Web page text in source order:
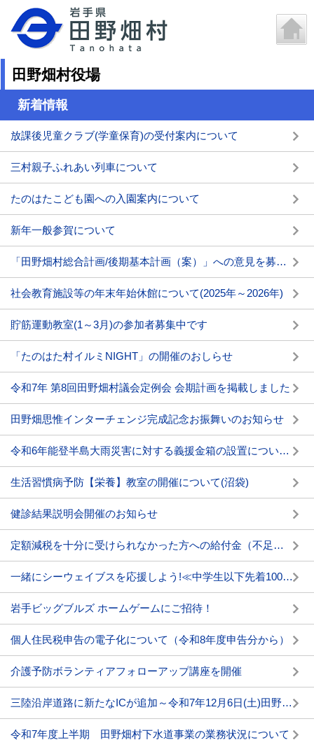
田野畑村役場
新着情報
放課後児童クラブ(学童保育)の受付案内について
三村親子ふれあい列車について
たのはたこども園への入園案内について
新年一般参賀について
「田野畑村総合計画/後期基本計画（案）」への意見を募集します
社会教育施設等の年末年始休館について(2025年～2026年)
貯筋運動教室(1～3月)の参加者募集中です
「たのはた村イルミNIGHT」の開催のおしらせ
令和7年 第8回田野畑村議会定例会 会期計画を掲載しました
田野畑思惟インターチェンジ完成記念お振舞いのお知らせ
令和6年能登半島大雨災害に対する義援金箱の設置について(延長)
生活習慣病予防【栄養】教室の開催について(沼袋)
健診結果説明会開催のお知らせ
定額減税を十分に受けられなかった方への給付金（不足額給付）
一緒にシーウェイブスを応援しよう!≪中学生以下先着100名ご招待≫
岩手ビッグブルズ ホームゲームにご招待！
個人住民税申告の電子化について（令和8年度申告分から）
介護予防ボランティアフォローアップ講座を開催
三陸沿岸道路に新たなICが追加～令和7年12月6日(土)田野畑思惟ICが開通～
令和7年度上半期 田野畑村下水道事業の業務状況について